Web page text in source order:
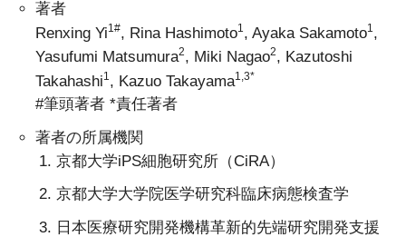
著者
Renxing Yi1# , Rina Hashimoto1 , Ayaka Sakamoto1
Yasufumi Matsumura2, Miki Nagao2, Kazutoshi
Takahashi1 , Kazuo Takayama1,3*
#筆頭著者 *責任著者
著者の所属機関
京都大学iPS細胞研究所（CiRA）
京都大学大学院医学研究科臨床病態検査学
日本医療研究開発機構革新的先端研究開発支援